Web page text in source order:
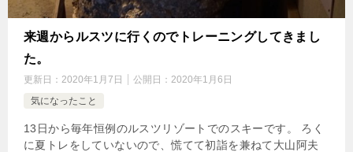
来週からルスツに行くのでトレーニングしてきまし
た。
更新日： 2020年1月7日 公開日： 2020年1月6日
気になったこと
13日から毎年恒例のルスツリゾートでのスキーです。 ろく
に夏トレをしていないので、慌てて初詣を兼ねて大山阿夫